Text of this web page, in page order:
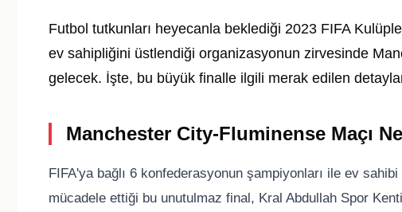
Futbol tutkunları heyecanla beklediği 2023 FIFA
ev sahipliğini üstlendiği organizasyonun zirvesinde
gelecek. İşte, bu büyük finalle ilgili merak edilen
Manchester City-Fluminense Maçı
FIFA'ya bağlı 6 konfederasyonun şampiyonları ile ev
mücadele ettiği bu unutulmaz final, Kral Abdullah Spor